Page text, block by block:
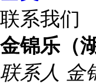
联系我们
金锦乐（
联系人 金